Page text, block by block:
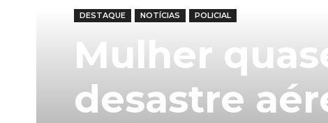
DESTAQUE NOTÍCIAS POLICIAL
Mulher
desastre